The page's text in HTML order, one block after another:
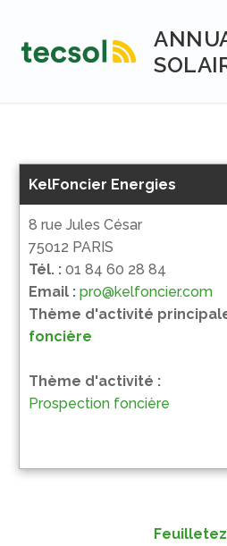
contenu
KelFoncier Energies
8 rue Jules César
75012 PARIS
Tél. : 01 84 60 28 84
Email : pro@kelfoncier.com
Thème d'activité
foncière
Thème d'activité :
Prospection foncière